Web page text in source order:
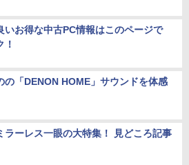
いお得な中古PC情報はこのページで
！
の「DENON HOME」サウンドを体感
ラーレス一眼の大特集！ 見どころ記事